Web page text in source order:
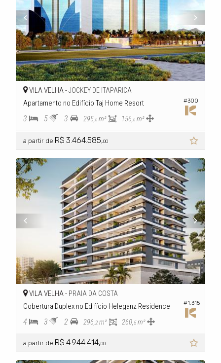
#300
VILA VELHA -JOCKEY DE ITAPARICA
Apartamento no Edifício Taj Home Resort
3 5 3 295,0 m² 156,0 m²
a partir de R$ 3.464.585,00
#1.315
VILA VELHA - PRAIA DA COSTA
Cobertura Duplex no Edifício Heleganz Residence
4 3 2 296,2 m² 260,5m²
a partir de R$ 4.944.414,00